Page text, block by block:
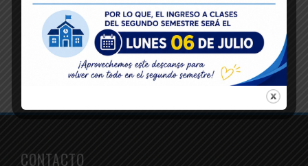
CONTACTO